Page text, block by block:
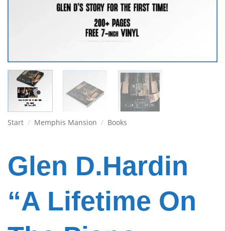
Start / Memphis Mansion / Books
Glen D.Hardin
“A Lifetime On